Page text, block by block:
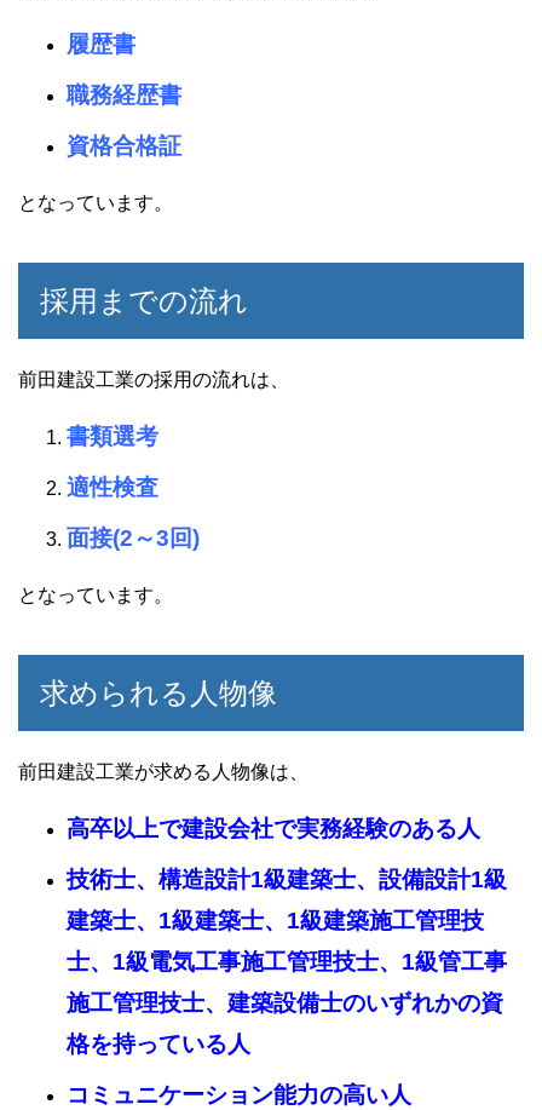
履歴書
職務経歴書
資格合格証
となっています。
採用までの流れ
前田建設工業の採用の流れは、
書類選考
適性検査
面接(2～3回)
となっています。
求められる人物像
前田建設工業が求める人物像は、
高卒以上で建設会社で実務経験のある人
技術士、構造設計1級建築士、設備設計1級
建築士、1級建築士、1級建築施工管理技
士、1級電気工事施工管理技士、1級管工事
施工管理技士、建築設備士のいずれかの資
格を持っている人
コミュニケーション能力の高い人